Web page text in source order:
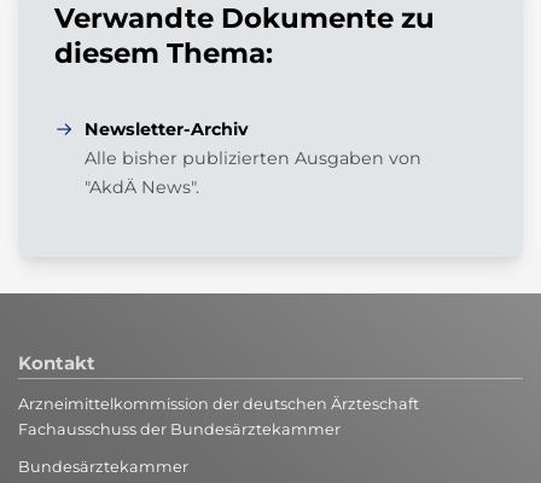
Verwandte Dokumente zu
diesem Thema:
Newsletter-Archiv
Alle bisher publizierten Ausgaben von
"AkdÄ News".
Kontakt
Arzneimittelkommission der deutschen Ärzteschaft
Fachausschuss der Bundesärztekammer
Bundesärztekammer